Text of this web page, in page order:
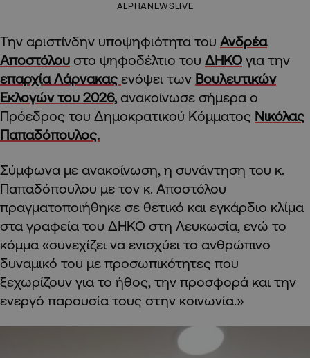
ALPHANEWSLIVE
Την αριστίνδην υποψηφιότητα του Ανδρέα
Αποστόλου στο ψηφοδέλτιο του ΔΗΚΟ για την
επαρχία Λάρνακας ενόψει των Βουλευτικών
Εκλογών του 2026, ανακοίνωσε σήμερα ο
Πρόεδρος του Δημοκρατικού Κόμματος Νικόλας
Παπαδόπουλος.
Σύμφωνα με ανακοίνωση, η συνάντηση του κ.
Παπαδόπουλου με τον κ. Αποστόλου
πραγματοποιήθηκε σε θετικό και εγκάρδιο κλίμα
στα γραφεία του ΔΗΚΟ στη Λευκωσία, ενώ το
κόμμα «συνεχίζει να ενισχύει το ανθρώπινο
δυναμικό του με προσωπικότητες που
ξεχωρίζουν για το ήθος, την προσφορά και την
ενεργό παρουσία τους στην κοινωνία.»